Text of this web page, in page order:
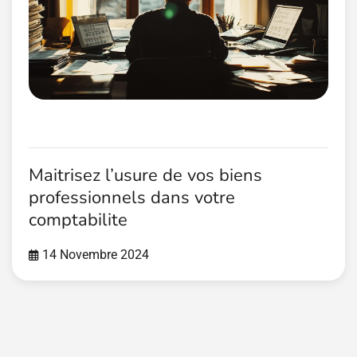
Maitrisez l’usure de vos biens
professionnels dans votre
comptabilite
14 Novembre 2024